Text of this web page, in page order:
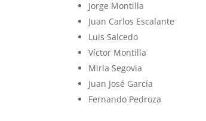
Jorge Montilla
Juan Carlos Escalante
Luis Salcedo
Víctor Montilla
Mirla Segovia
Juan José García
Fernando Pedroza